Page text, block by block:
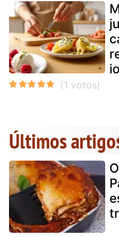
Últimos